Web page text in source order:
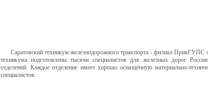
Саратовский техникум железнодорожного транспорта - филиал ПривГУПС
техникума подготовлены тысячи специалистов для железных дорог
отделений. Каждое отделение имеет хорошо оснащённую материально-
специалистов.